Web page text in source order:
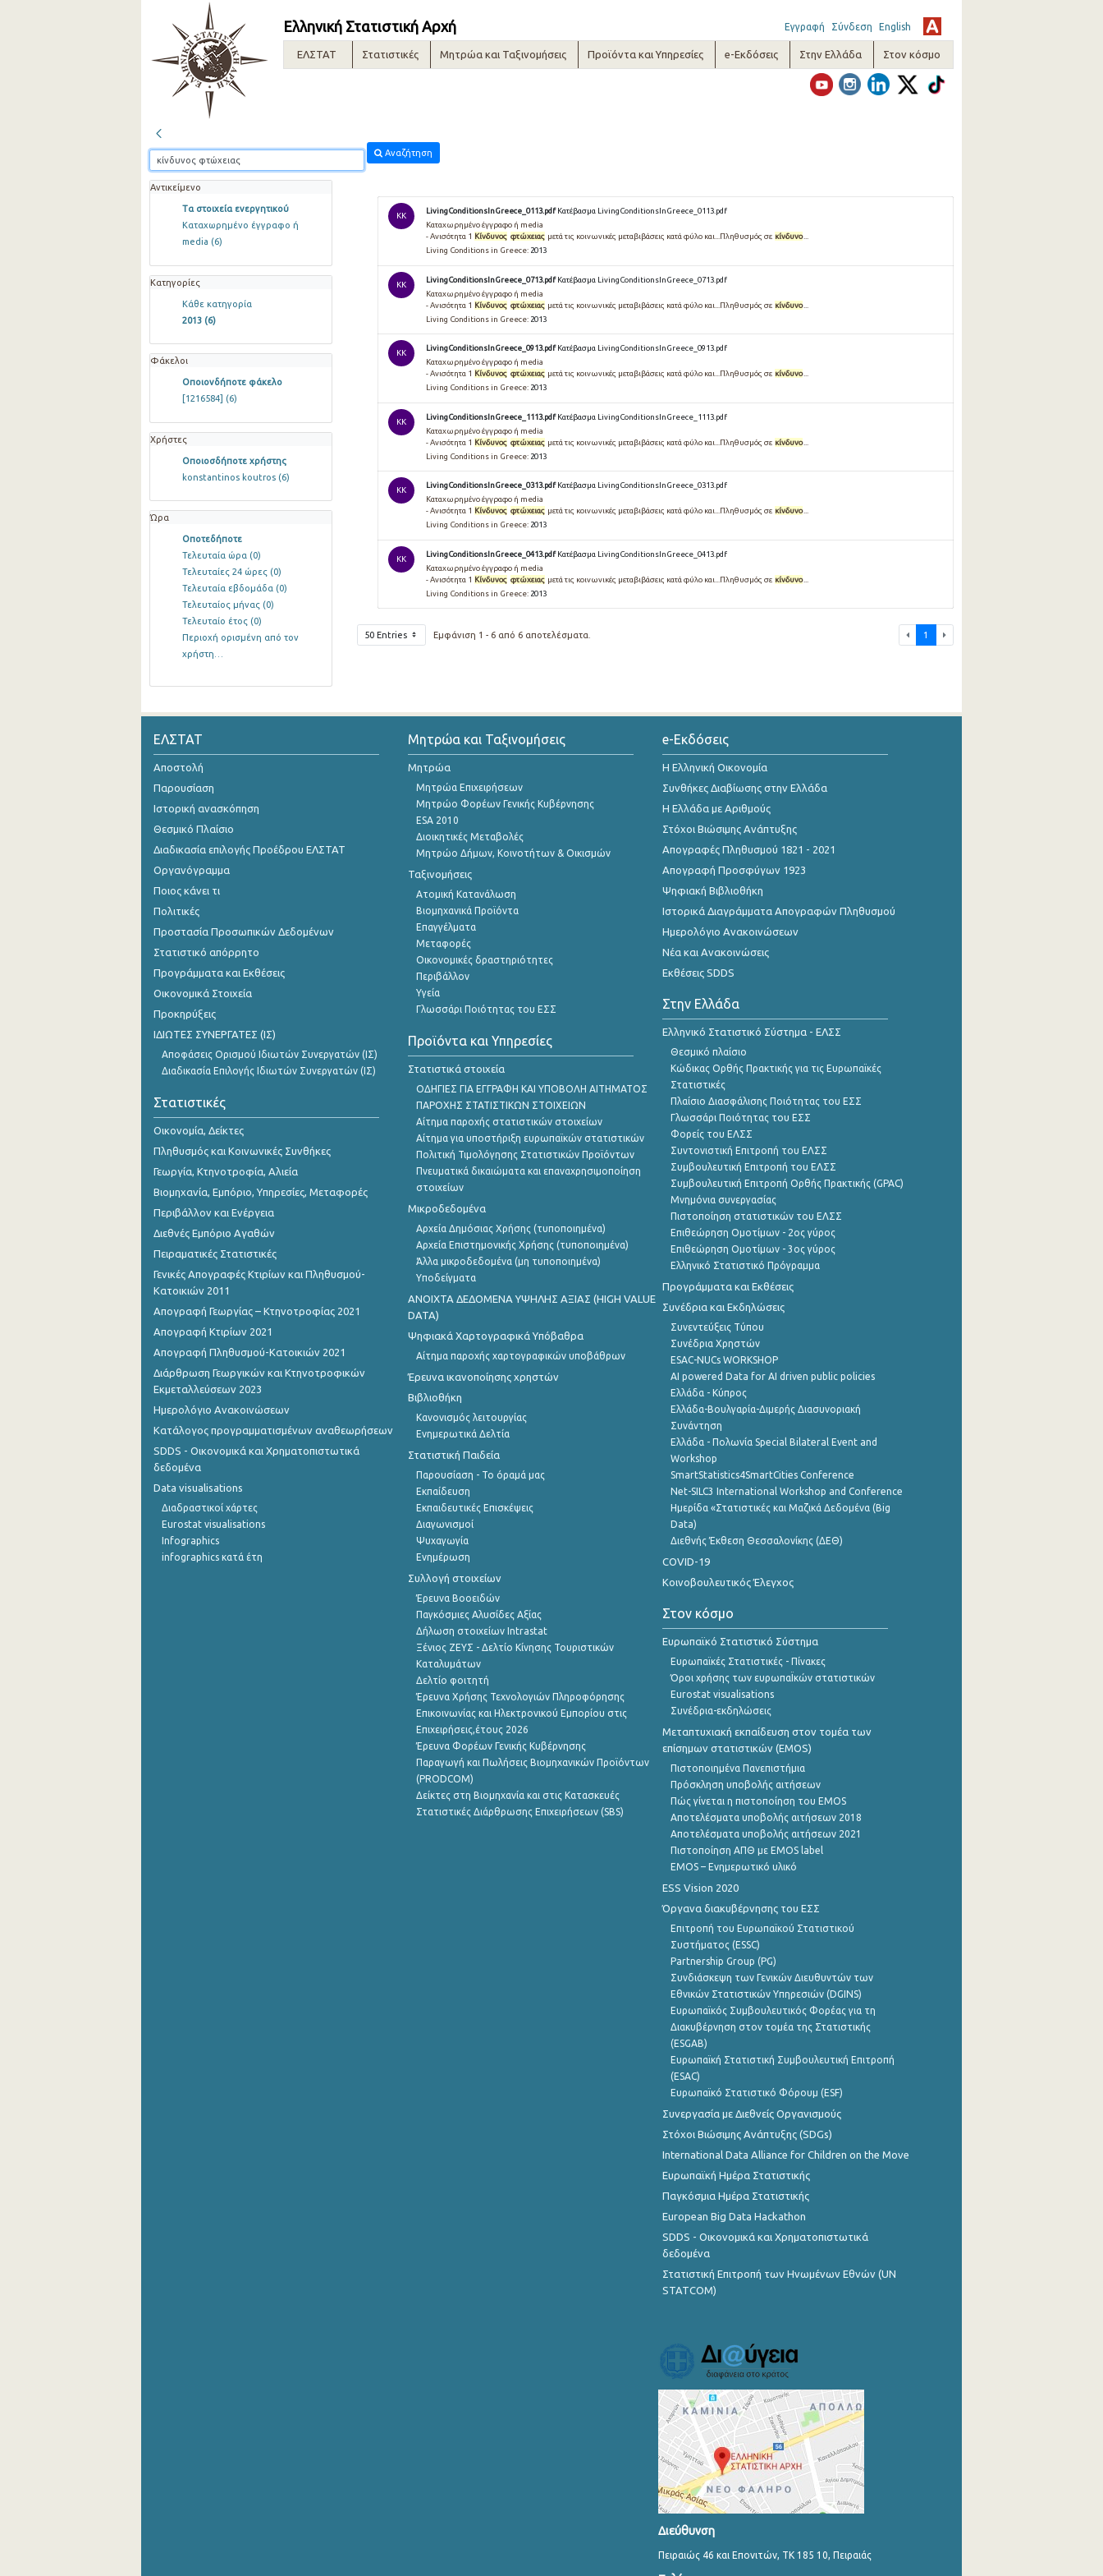
Ελληνική Στατιστική Αρχή Εγγραφή Σύνδεση English
ΕΛΣΤΑΤ Στατιστικές Μητρώα και Ταξινομήσεις Προϊόντα και Υπηρεσίες e-Εκδόσεις Στην Ελλάδα Στον κόσμο
Αναζήτηση
Αντικείμενο
Τα στοιχεία ενεργητικού
Καταχωρημένο έγγραφο ή
media (6)
Κατηγορίες
Κάθε κατηγορία
2013 (6)
Φάκελοι
Οποιονδήποτε φάκελο
[1216584]
(6)
Χρήστες
Οποιοσδήποτε χρήστης
konstantinos koutros (6)
Ώρα
Οποτεδήποτε
Τελευταία ώρα (0)
Τελευταίες 24 ώρες (0)
Τελευταία εβδομάδα (0)
Τελευταίος μήνας (0)
Τελευταίο έτος (0)
Περιοχή ορισμένη από τον
χρήστη…
KK
LivingConditionsInGreece_0113.pdf Κατέβασμα LivingConditionsInGreece_0113.pdf
Καταχωρημένο έγγραφο ή media
- Ανισότητα 1 Κίνδυνος φτώχειας μετά τις κοινωνικές μεταβιβάσεις κατά φύλο και...Πληθυσμός σε κίνδυνο...
Living Conditions in Greece: 2013
KK
LivingConditionsInGreece_0713.pdf Κατέβασμα LivingConditionsInGreece_0713.pdf
Καταχωρημένο έγγραφο ή media
- Ανισότητα 1 Κίνδυνος φτώχειας μετά τις κοινωνικές μεταβιβάσεις κατά φύλο και...Πληθυσμός σε κίνδυνο
Living Conditions in Greece: 2013
KK
LivingConditionsInGreece_0913.pdf Κατέβασμα LivingConditionsInGreece_0913.pdf
Καταχωρημένο έγγραφο ή media
- Ανισότητα 1 Κίνδυνος φτώχειας μετά τις κοινωνικές μεταβιβάσεις κατά φύλο και...Πληθυσμός σε κίνδυνο...
Living Conditions in Greece: 2013
KK
LivingConditionsInGreece_1113.pdf Κατέβασμα LivingConditionsInGreece_1113.pdf
Καταχωρημένο έγγραφο ή media
- Ανισότητα 1 Κίνδυνος φτώχειας μετά τις κοινωνικές μεταβιβάσεις κατά φύλο και...Πληθυσμός σε κίνδυνο
Living Conditions in Greece: 2013
KK
LivingConditionsInGreece_0313.pdf Κατέβασμα LivingConditionsInGreece_0313.pdf
Καταχωρημένο έγγραφο ή media
- Ανισότητα 1 Κίνδυνος φτώχειας μετά τις κοινωνικές μεταβιβάσεις κατά φύλο και...Πληθυσμός σε κίνδυνο...
Living Conditions in Greece: 2013
KK
LivingConditionsInGreece_0413.pdf Κατέβασμα LivingConditionsInGreece_0413.pdf
Καταχωρημένο έγγραφο ή media
- Ανισότητα 1 Κίνδυνος φτώχειας μετά τις κοινωνικές μεταβιβάσεις κατά φύλο και...Πληθυσμός σε κίνδυνο
Living Conditions in Greece: 2013
50 Entries Εμφάνιση 1 - 6 από 6 αποτελέσματα. 1
ΕΛΣΤΑΤ
Αποστολή
Παρουσίαση
Ιστορική ανασκόπηση
Θεσμικό Πλαίσιο
Διαδικασία επιλογής Προέδρου ΕΛΣΤΑΤ
Οργανόγραμμα
Ποιος κάνει τι
Πολιτικές
Προστασία Προσωπικών Δεδομένων
Στατιστικό απόρρητο
Προγράμματα και Εκθέσεις
Οικονομικά Στοιχεία
Προκηρύξεις
ΙΔΙΩΤΕΣ ΣΥΝΕΡΓΑΤΕΣ (ΙΣ)
Αποφάσεις Ορισμού Ιδιωτών Συνεργατών (ΙΣ)
Διαδικασία Επιλογής Ιδιωτών Συνεργατών (ΙΣ)
Στατιστικές
Οικονομία, Δείκτες
Πληθυσμός και Κοινωνικές Συνθήκες
Γεωργία, Κτηνοτροφία, Αλιεία
Βιομηχανία, Εμπόριο, Υπηρεσίες, Μεταφορές
Περιβάλλον και Ενέργεια
Διεθνές Εμπόριο Αγαθών
Πειραματικές Στατιστικές
Γενικές Απογραφές Κτιρίων και Πληθυσμού-
Κατοικιών 2011
Απογραφή Γεωργίας – Κτηνοτροφίας 2021
Απογραφή Κτιρίων 2021
Απογραφή Πληθυσμού-Κατοικιών 2021
Διάρθρωση Γεωργικών και Κτηνοτροφικών
Εκμεταλλεύσεων 2023
Ημερολόγιο Ανακοινώσεων
Κατάλογος προγραμματισμένων αναθεωρήσεων
SDDS - Οικονομικά και Χρηματοπιστωτικά
δεδομένα
Data visualisations
Διαδραστικοί χάρτες
Eurostat visualisations
Infographics
infographics κατά έτη
Μητρώα και Ταξινομήσεις
Μητρώα
Μητρώα Επιχειρήσεων
Μητρώο Φορέων Γενικής Κυβέρνησης
ESA 2010
Διοικητικές Μεταβολές
Μητρώο Δήμων, Κοινοτήτων & Οικισμών
Ταξινομήσεις
Ατομική Κατανάλωση
Βιομηχανικά Προϊόντα
Επαγγέλματα
Μεταφορές
Οικονομικές δραστηριότητες
Περιβάλλον
Υγεία
Γλωσσάρι Ποιότητας του ΕΣΣ
Προϊόντα και Υπηρεσίες
Στατιστικά στοιχεία
ΟΔΗΓΙΕΣ ΓΙΑ ΕΓΓΡΑΦΗ ΚΑΙ ΥΠΟΒΟΛΗ ΑΙΤΗΜΑΤΟΣ
ΠΑΡΟΧΗΣ ΣΤΑΤΙΣΤΙΚΩΝ ΣΤΟΙΧΕΙΩΝ
Αίτημα παροχής στατιστικών στοιχείων
Αίτημα για υποστήριξη ευρωπαϊκών στατιστικών
Πολιτική Τιμολόγησης Στατιστικών Προϊόντων
Πνευματικά δικαιώματα και επαναχρησιμοποίηση
στοιχείων
Μικροδεδομένα
Αρχεία Δημόσιας Χρήσης (τυποποιημένα)
Αρχεία Επιστημονικής Χρήσης (τυποποιημένα)
Άλλα μικροδεδομένα (μη τυποποιημένα)
Υποδείγματα
ANOIXTA ΔΕΔΟΜΕΝΑ ΥΨΗΛΗΣ ΑΞΙΑΣ (HIGH VALUE
DATA)
Ψηφιακά Χαρτογραφικά Υπόβαθρα
Αίτημα παροχής χαρτογραφικών υποβάθρων
Έρευνα ικανοποίησης χρηστών
Βιβλιοθήκη
Κανονισμός λειτουργίας
Ενημερωτικά Δελτία
Στατιστική Παιδεία
Παρουσίαση - Το όραμά μας
Εκπαίδευση
Εκπαιδευτικές Επισκέψεις
Διαγωνισμοί
Ψυχαγωγία
Ενημέρωση
Συλλογή στοιχείων
Έρευνα Βοοειδών
Παγκόσμιες Αλυσίδες Αξίας
Δήλωση στοιχείων Intrastat
Ξένιος ΖΕΥΣ - Δελτίο Κίνησης Τουριστικών
Καταλυμάτων
Δελτίο φοιτητή
Έρευνα Χρήσης Τεχνολογιών Πληροφόρησης
Επικοινωνίας και Ηλεκτρονικού Εμπορίου στις
Επιχειρήσεις,έτους 2026
Έρευνα Φορέων Γενικής Κυβέρνησης
Παραγωγή και Πωλήσεις Βιομηχανικών Προϊόντων
(PRODCOM)
Δείκτες στη Βιομηχανία και στις Κατασκευές
Στατιστικές Διάρθρωσης Επιχειρήσεων (SBS)
e-Εκδόσεις
Η Ελληνική Οικονομία
Συνθήκες Διαβίωσης στην Ελλάδα
Η Ελλάδα με Αριθμούς
Στόχοι Βιώσιμης Ανάπτυξης
Απογραφές Πληθυσμού 1821 - 2021
Απογραφή Προσφύγων 1923
Ψηφιακή Βιβλιοθήκη
Ιστορικά Διαγράμματα Απογραφών Πληθυσμού
Ημερολόγιο Ανακοινώσεων
Νέα και Ανακοινώσεις
Εκθέσεις SDDS
Στην Ελλάδα
Ελληνικό Στατιστικό Σύστημα - ΕΛΣΣ
Θεσμικό πλαίσιο
Κώδικας Ορθής Πρακτικής για τις Ευρωπαϊκές
Στατιστικές
Πλαίσιο Διασφάλισης Ποιότητας του ΕΣΣ
Γλωσσάρι Ποιότητας του ΕΣΣ
Φορείς του ΕΛΣΣ
Συντονιστική Επιτροπή του ΕΛΣΣ
Συμβουλευτική Επιτροπή του ΕΛΣΣ
Συμβουλευτική Επιτροπή Ορθής Πρακτικής (GPAC)
Μνημόνια συνεργασίας
Πιστοποίηση στατιστικών του ΕΛΣΣ
Επιθεώρηση Ομοτίμων - 2ος γύρος
Επιθεώρηση Ομοτίμων - 3ος γύρος
Ελληνικό Στατιστικό Πρόγραμμα
Προγράμματα και Εκθέσεις
Συνέδρια και Εκδηλώσεις
Συνεντεύξεις Τύπου
Συνέδρια Χρηστών
ESAC-NUCs WORKSHOP
AI powered Data for AI driven public policies
Ελλάδα - Κύπρος
Ελλάδα-Βουλγαρία-Διμερής Διασυνοριακή
Συνάντηση
Ελλάδα - Πολωνία Special Bilateral Event and
Workshop
SmartStatistics4SmartCities Conference
Net-SILC3 International Workshop and Conference
Ημερίδα «Στατιστικές και Μαζικά Δεδομένα (Big
Data)
Διεθνής Έκθεση Θεσσαλονίκης (ΔΕΘ)
COVID-19
Κοινοβουλευτικός Έλεγχος
Στον κόσμο
Ευρωπαϊκό Στατιστικό Σύστημα
Ευρωπαϊκές Στατιστικές - Πίνακες
Όροι χρήσης των ευρωπαΪκών στατιστικών
Eurostat visualisations
Συνέδρια-εκδηλώσεις
Μεταπτυχιακή εκπαίδευση στον τομέα των
επίσημων στατιστικών (EMOS)
Πιστοποιημένα Πανεπιστήμια
Πρόσκληση υποβολής αιτήσεων
Πώς γίνεται η πιστοποίηση του EMOS
Αποτελέσματα υποβολής αιτήσεων 2018
Αποτελέσματα υποβολής αιτήσεων 2021
Πιστοποίηση ΑΠΘ με EMOS label
EMOS – Ενημερωτικό υλικό
ESS Vision 2020
Όργανα διακυβέρνησης του ΕΣΣ
Επιτροπή του Ευρωπαϊκού Στατιστικού
Συστήματος (ESSC)
Partnership Group (PG)
Συνδιάσκεψη των Γενικών Διευθυντών των
Εθνικών Στατιστικών Υπηρεσιών (DGINS)
Ευρωπαϊκός Συμβουλευτικός Φορέας για τη
Διακυβέρνηση στον τομέα της Στατιστικής
(ESGAB)
Ευρωπαϊκή Στατιστική Συμβουλευτική Επιτροπή
(ESAC)
Ευρωπαϊκό Στατιστικό Φόρουμ (ESF)
Συνεργασία με Διεθνείς Οργανισμούς
Στόχοι Βιώσιμης Ανάπτυξης (SDGs)
International Data Alliance for Children on the Move
Ευρωπαϊκή Ημέρα Στατιστικής
Παγκόσμια Ημέρα Στατιστικής
European Big Data Hackathon
SDDS - Οικονομικά και Χρηματοπιστωτικά
δεδομένα
Στατιστική Επιτροπή των Ηνωμένων Εθνών (UN
STATCOM)
Διεύθυνση
Πειραιώς 46 και Επονιτών, ΤΚ 185 10, Πειραιάς